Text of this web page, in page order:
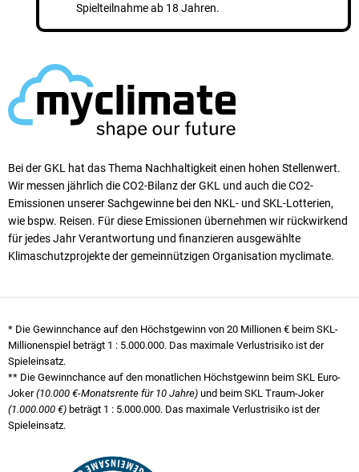
Spielteilnahme ab 18 Jahren.
Bei der GKL hat das Thema Nachhaltigkeit einen ho­hen Stellen­wert.
Wir messen jährlich die CO2-Bilanz der GKL und auch die CO2-
Emissionen unserer Sach­ge­winne bei den NKL- und SKL-Lotterien,
wie bspw. Reisen. Für diese Emissionen übernehmen wir rück­wirkend
für jedes Jahr Verantwortung und finanzieren ausgewählte
Klimaschutzprojekte der gemeinnützigen Organisation myclimate.
* Die Gewinnchance auf den Höchstgewinn von 20 Millionen € beim SKL-
Millionenspiel beträgt 1 : 5.000.000. Das maximale Verlustrisiko ist der
Spieleinsatz.
** Die Gewinnchance auf den monatlichen Höchstgewinn beim SKL Euro-
Joker(10.000 €-Monatsrente für 10 Jahre) und beim SKL Traum-Joker
(1.000.000 €) beträgt 1 : 5.000.000. Das maximale Verlustrisiko ist der
Spieleinsatz.